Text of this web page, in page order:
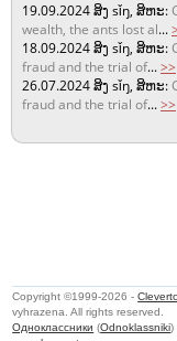
19.09.2024ສິງ sǐŋ, ສິຫະ:
wealth, the ants lost al...
18.09.2024ສິງ sǐŋ, ສິຫະ:
fraud and the trial of...>>
26.07.2024ສິງ sǐŋ, ສິຫະ:
fraud and the trial of...>>
Copyright ©1999-2026 -
vyhrazena. All rights reserved.
Одноклассники (Odnoklassniki)